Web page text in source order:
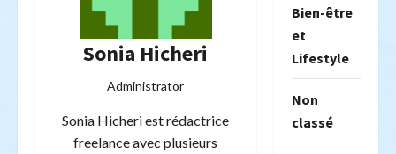
Sonia Hicheri
Administrator
Sonia Hicheri est rédactrice
freelance avec plusieurs
Bien-être
et
Lifestyle
Non
classé